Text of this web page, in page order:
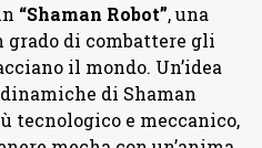
“Shaman Robot”, una
di combattere gli
il mondo. Un’idea
di Shaman
tecnologico e meccanico,